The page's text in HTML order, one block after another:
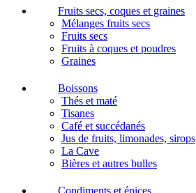
Fruits secs, coques et graines
Mélanges fruits secs
Fruits secs
Fruits à coques et poudres
Graines
Boissons
Thés et maté
Tisanes
Café et succédanés
Jus de fruits, limonades, sirops
La Cave
Bières et autres bulles